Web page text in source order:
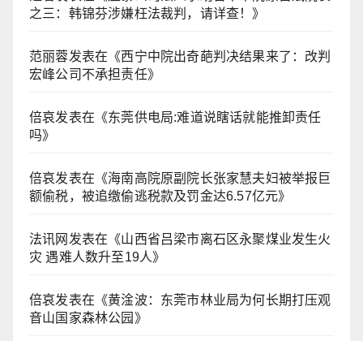
之三：韩锦芬涉嫌枉法裁判，请详查！ 》
范丽蓉发表在《西宁中院出奇葩判决结果来了：改判
宏峰公司不承担责任》
倍哀发表在《东莞供电局:难道说瞎话就能推卸责任
吗》
倍哀发表在《海南高院原副院长张家慧夫妇被举报巨
额偷税，被追缴偷逃税款及罚金达6.57亿元》
法讯网 发表在《山西省吕梁市离石区永聚煤业发生火
灾 遇难人数升至19人》
倍哀发表在《黄淦波：东莞市林业局为何长期打压观
音山国家森林公园 》